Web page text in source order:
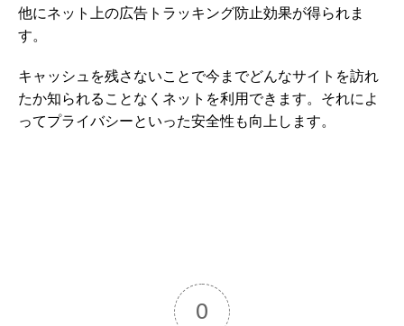
他にネット上の広告トラッキング防止効果が得られま
す。
キャッシュを残さないことで今までどんなサイトを訪れ
たか知られることなくネットを利用できます。それによ
ってプライバシーといった安全性も向上します。
0